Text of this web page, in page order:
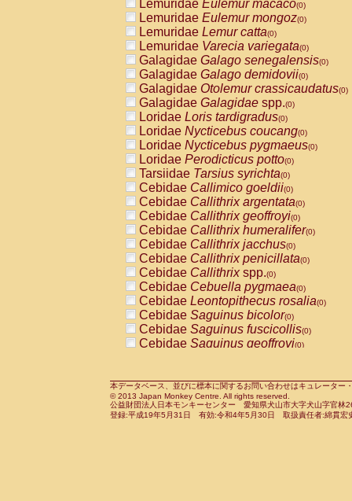
(0)
AtelidaeAlouatta fusca(0)
AtelidaeAlouatta seniculus
AtelidaeAlouattaspp.(0)
AtelidaeAteles belzebuth(0)
AtelidaeAteles geoffroyi(0)
AtelidaeAteles paniscus(0)
AtelidaeAtelesspp.(0)
Atelidae Lagothrix lagothricha
AtelidaeLagothrix lagothricha cana
PitheciidaeCacajao calvus
PitheciidaeCallicebus cupreus
PitheciidaeCallicebus donacophilus
PitheciidaeCallicebus moloch
PitheciidaeCallicebus torquatus
PitheciidaeCallicebusspp.(0)
PitheciidaeChiropotes satanas(0)
PitheciidaePithecia monachus
PitheciidaePithecia pithecia(0)
CercopithecidaeCercocebus agilis
CercopithecidaeCercocebus
CercopithecidaeCercocebus
CercopithecidaeCercocebus
CercopithecidaeCercocebus
CercopithecidaeCercocebushybrid
CercopithecidaePapio anubis(0)
CercopithecidaePapio cynocephalus
CercopithecidaePapio hamadryas(0)
Lemuridae Eulemur macaco(0)
Lemuridae Eulemur mongoz(0)
Lemuridae Lemur catta(0)
Lemuridae Varecia variegata(0)
Galagidae Galago senegalensis(0)
Galagidae Galago demidovii(0)
Galagidae Otolemur crassicaudatus(0)
Galagidae Galagidae spp.(0)
Loridae Loris tardigradus(0)
Loridae Nycticebus coucang(0)
Loridae Nycticebus pygmaeus(0)
Loridae Perodicticus potto(0)
Tarsiidae Tarsius syrichta(0)
Cebidae Callimico goeldii(0)
Cebidae Callithrix argentata(0)
Cebidae Callithrix geoffroyi(0)
Cebidae Callithrix humeralifer(0)
Cebidae Callithrix jacchus(0)
Cebidae Callithrix penicillata(0)
Cebidae Callithrixspp.(0)
Cebidae Cebuella pygmaea(0)
Cebidae Leontopithecus rosalia(0)
Cebidae Saguinus bicolor(0)
Cebidae Saguinus fuscicollis(0)
Cebidae Saguinus geoffroyi(0)
CebidaeSaguinus leucopus(0)
CebidaeSaguinus midas(0)
Cebidae Saguinus mystax(0)
本データベース、並びに標本に関するお問い合わせはキュレータ
© 2013 Japan Monkey Centre. All rights reserved.
公益財団法人日本モンキーセンター 愛知県犬山市大字犬山字官
登録:平成19年5月31日 有効:令和4年5月30日 取扱責任者:綿貫宏